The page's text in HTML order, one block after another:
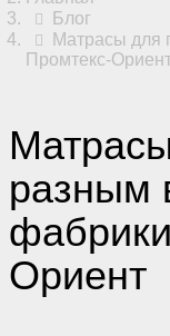
Блог
Матрасы для
Промтекс-
разным
Ориент